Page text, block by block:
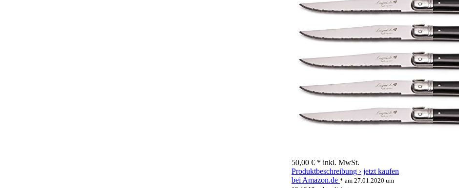
50,00 € * inkl. MwSt.
Produktbeschreibung › jetzt kaufen
bei Amazon.de * am 27.01.2020 um